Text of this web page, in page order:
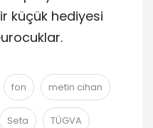
küçük hediyesi
fon metin cihan
Seta TÜGVA